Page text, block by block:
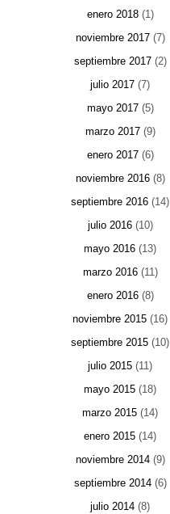
enero 2018(1)
noviembre 2017(7)
septiembre 2017(2)
julio 2017 (7)
mayo 2017(5)
marzo 2017(9)
enero 2017(6)
noviembre 2016(8)
septiembre 2016 (14)
julio 2016(10)
mayo 2016 (13)
marzo 2016(11)
enero 2016(8)
noviembre 2015 (16)
septiembre 2015 (10)
julio 2015 (11)
mayo 2015 (18)
marzo 2015 (14)
enero 2015 (14)
noviembre 2014(9)
septiembre 2014(6)
julio 2014 (8)